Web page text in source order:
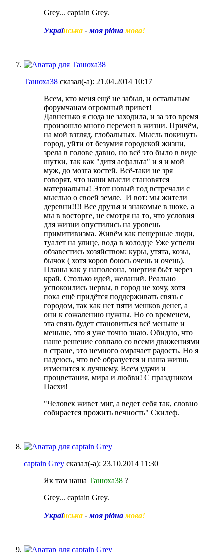
Grey... captain Grey.
Українська -моя рідна мова!
Танюха38 сказал(-а): 21.04.2014 10:17
Всем, кто меня ещё не забыл, и остальным
форумчанам огромный привет!
Давненько я сюда не заходила, и за это время
произошло много перемен в жизни. Причём,
на мой взгляд, глобальных. Мысль покинуть
город, уйти от безумия городской жизни,
зрела в голове давно, но всё это было в виде
шутки, так как "дитя асфальта" и я и мой
муж, до мозга костей. Всё-таки не зря
говорят, что наши мысли становятся
материальны! Этот новый год встречали с
мыслью о своей земле. И вот: мы жители
деревни!!!! Все друзья и знакомые в шоке, а
мы в восторге, не смотря на то, что условия
для жизни опустились на уровень
примитивизма. Живём как пещерные люди,
туалет на улице, вода в колодце Уже успели
обзавестись хозяйством: куры, утята, козы,
бычок ( хотя коров боюсь очень и очень).
Планы как у наполеона, энергия бьёт через
край. Столько идей, желаний. Реально
успокоились нервы, в город не хочу, хотя
пока ещё придётся поддерживать связь с
городом, так как нет пяти мешков денег, а
они к сожалению нужны. Но со временем,
эта связь будет становиться всё меньше и
меньше, это я уже точно знаю. Обидно, что
наше решение совпало со всеми движениями
в стране, это немного омрачает радость. Но я
надеюсь, что всё образуется и наша жизнь
изменится к лучшему. Всем удачи и
процветания, мира и любви! С праздником
Пасхи!
"Человек живет миг, а ведет себя так, словно
собирается прожить вечность" Скилеф.
captain Grey сказал(-а): 23.10.2014 11:30
Як там наша Танюха38 ?
Grey... captain Grey.
Українська -моя рідна мова!